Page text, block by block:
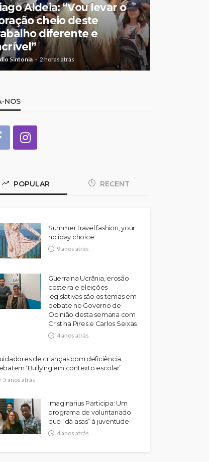
Aldeia: “Vou levar o
cheio deste
diferente e
Sintonia 2 horas atrás
NOS
POPULAR RECENT
Summer travel fashion, your
holiday choice
9 anos atrás
Guerra na Ucrânia, erosão
costeira e eleições
legislativas são os temas em
debate no Governo de
Opinião desta semana com
Cristina Pires e Carlos Seixas
4 anos atrás
de crianças com deficiência
‘Bullying em contexto escolar’
5 anos atrás
Imaginarius Participa: Um
programa de voluntariado
que “dá asas” à juventude
4 anos atrás